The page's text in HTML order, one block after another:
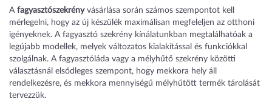
A fagyasztószekrényvásárlása során számos szempontot kell
mérlegelni, hogy az új készülék maximálisan megfeleljen az otthoni
igényeknek. A fagyasztó szekrény kínálatunkban megtalálhatóak a
legújabb modellek, melyek változatos kialakítással és funkciókkal
szolgálnak. A fagyasztóláda vagy a mélyhűtő szekrény közötti
választásnál elsődleges szempont, hogy mekkora hely áll
rendelkezésre, és mekkora mennyiségű mélyhűtött termék tárolását
tervezzük.